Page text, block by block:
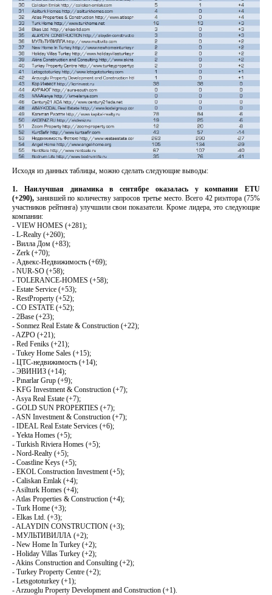
Исходя из данных таблицы, можно сделать следующие выводы:
1. Наилучшая динамика в сентябре оказалась у компании ETU
(+290), занявшей по количеству запросов третье место. Всего 42 риэлтора (75%
участников рейтинга) улучшили свои показатели. Кроме лидера, это следующие
компании:
- VIEW HOMES (+281);
- L-Realty (+260);
- Вилла Дом (+83);
- Zerk (+70);
- Адвекс-Недвижимость (+69);
- NUR-SO (+58);
- TOLERANCE-HOMES (+58);
- Estate Service (+53);
- RestProperty (+52);
- CO ESTATE (+52);
- 2Base (+23);
- Sonmez Real Estate & Construction (+22);
- AZPO (+21);
- Red Feniks (+21);
- Tukey Home Sales (+15);
- ЦТС-недвижимость (+14);
- ЭВИНИЗ (+14);
- Pınarlar Grup (+9);
- KFG Investment & Construction (+7);
- Asya Real Estate (+7);
- GOLD SUN PROPERTIES (+7);
- ASN Investment & Construction (+7);
- IDEAL Real Estate Services (+6);
- Yekta Homes (+5);
- Turkish Riviera Homes (+5);
- Nord-Realty (+5);
- Coastline Keys (+5);
- EKOL Construction Investment (+5);
- Caliskan Emlak (+4);
- Asilturk Homes (+4);
- Atlas Properties & Construction (+4);
- Turk Home (+3);
- Elkas Ltd. (+3);
- ALAYDIN CONSTRUCTION (+3);
- МУЛЬТИВИЛЛА (+2);
- New Home In Turkey (+2);
- Holiday Villas Turkey (+2);
- Akins Construction and Consulting (+2);
- Turkey Property Centre (+2);
- Letsgototurkey (+1);
- Arzuoglu Property Development and Construction (+1).